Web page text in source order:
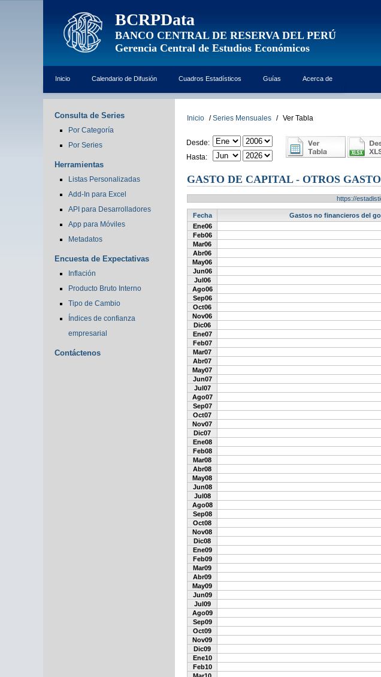
BCRPData
BANCO CENTRAL DE RESERVA DEL PERÚ
Gerencia Central de Estudios Económicos
Inicio Calendario de Difusión Cuadros Estadísticos Guías Acerca de
Consulta de Series
Por Categoría
Por Series
Herramientas
Listas Personalizadas
Add-In para Excel
API para Desarrolladores
App para Móviles
Metadatos
Encuesta de Expectativas
Inflación
Producto Bruto Interno
Tipo de Cambio
Índices de confianza
empresarial
Contáctenos
Inicio / Series Mensuales / Ver Tabla
Desde:
Hasta:
GASTO DE CAPITAL - OTROS
https://
Fecha
Gastos no financieros del
Ene06
Feb06
Mar06
Abr06
May06
Jun06
Jul06
Ago06
Sep06
Oct06
Nov06
Dic06
Ene07
Feb07
Mar07
Abr07
May07
Jun07
Jul07
Ago07
Sep07
Oct07
Nov07
Dic07
Ene08
Feb08
Mar08
Abr08
May08
Jun08
Jul08
Ago08
Sep08
Oct08
Nov08
Dic08
Ene09
Feb09
Mar09
Abr09
May09
Jun09
Jul09
Ago09
Sep09
Oct09
Nov09
Dic09
Ene10
Feb10